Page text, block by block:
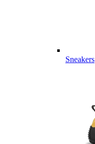
Sneakers